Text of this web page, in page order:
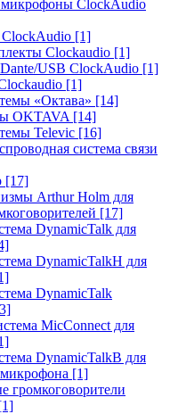
ClockAudio
[1]
Clockaudio [1]
USB ClockAudio [1]
[1]
«Октава» [14]
OKTAVA [14]
Televic [16]
система связи
[17]
Arthur Holm для
[17]
DynamicTalk для
DynamicTalkH для
DynamicTalk
MicConnect для
DynamicTalkB для
[1]
громкоговорители